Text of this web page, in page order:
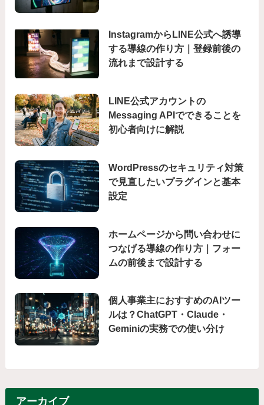
InstagramからLINE公式へ誘導
する導線の作り方｜登録前後の
流れまで設計する
LINE公式アカウントの
Messaging APIでできることを
初心者向けに解説
WordPressのセキュリティ対策
で見直したいプラグインと基本
設定
ホームページから問い合わせに
つなげる導線の作り方｜フォー
ムの前後まで設計する
個人事業主におすすめのAIツー
ルは？ChatGPT・Claude・
Geminiの実務での使い分け
アーカイブ